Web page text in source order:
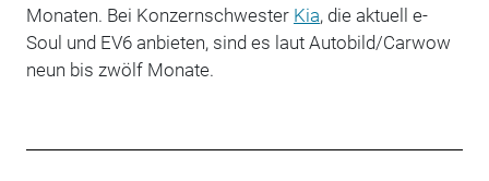
Monaten. Bei Konzernschwester Kia, die aktuell e-
Soul und EV6 anbieten, sind es laut Autobild/Carwow
neun bis zwölf Monate.